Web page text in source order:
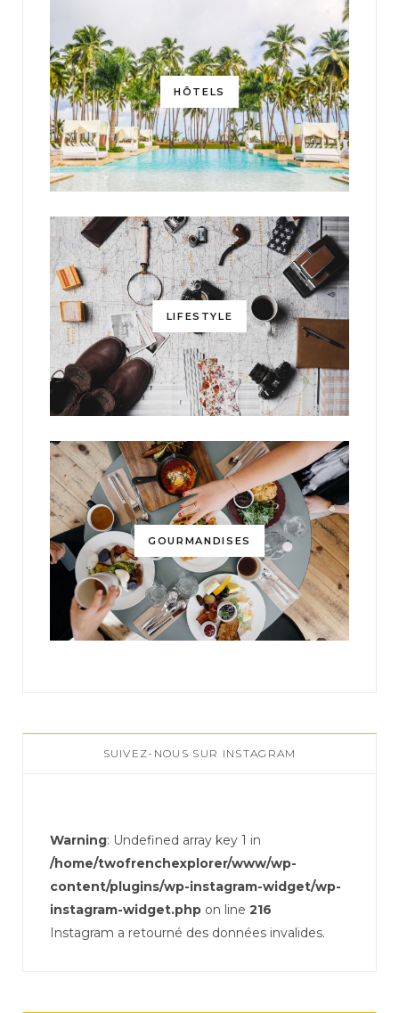
HÔTELS
LIFESTYLE
GOURMANDISES
SUIVEZ-NOUS SUR INSTAGRAM
Warning: Undefined array key 1 in
/home/twofrenchexplorer/www/wp-
content/plugins/wp-instagram-widget/wp-
instagram-widget.php on line 216
Instagram a retourné des données invalides.